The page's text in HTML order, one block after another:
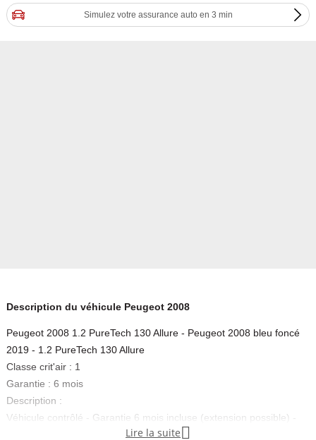
Simulez votre assurance auto en 3 min
Description du véhicule Peugeot 2008
Peugeot 2008 1.2 PureTech 130 Allure - Peugeot 2008 bleu foncé
2019 - 1.2 PureTech 130 Allure
Classe crit'air : 1
Garantie : 6 mois
Description :
Véhicule contrôlé - Garantie 6 mois incluse (extension possible) -
Remboursement de la différence si vous trouvez moins cher
Lire la suite 